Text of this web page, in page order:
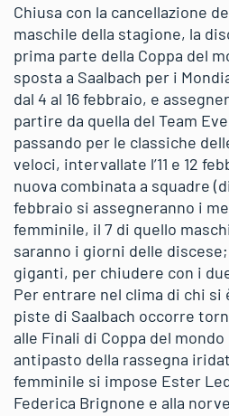
Chiusa con la cancellazione
maschile della stagione, la
prima parte della Coppa del
sposta a Saalbach per i
dal 4 al 16 febbraio, e
partire da quella del Team
passando per le classiche
veloci, intervallate l’11 e 12
nuova combinata a squadre
febbraio si assegneranno i
femminile, il 7 di quello
saranno i giorni delle discese;
giganti, per chiudere con i
Per entrare nel clima di chi si
piste di Saalbach occorre
alle Finali di Coppa del
antipasto della rassegna
femminile si impose Ester
Federica Brignone e alla